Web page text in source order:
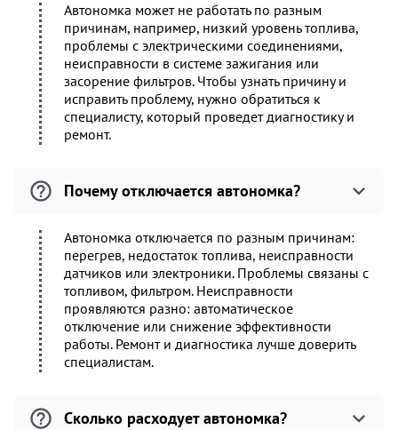
Автономка может не работать по разным
причинам, например, низкий уровень топлива,
проблемы с электрическими соединениями,
неисправности в системе зажигания или
засорение фильтров. Чтобы узнать причину и
исправить проблему, нужно обратиться к
специалисту, который проведет диагностику и
ремонт.
Почему отключается автономка?
Автономка отключается по разным причинам:
перегрев, недостаток топлива, неисправности
датчиков или электроники. Проблемы связаны с
топливом, фильтром. Неисправности
проявляются разно: автоматическое
отключение или снижение эффективности
работы. Ремонт и диагностика лучше доверить
специалистам.
Сколько расходует автономка?